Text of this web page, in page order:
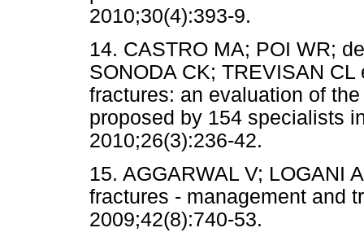
2010;30(4):393-9.
14. CASTRO MA; POI WR;
SONODA CK; TREVISAN
fractures: an evaluation of
proposed by 154 specialists
2010;26(3):236-42.
15. AGGARWAL V; LOGANI
fractures - management and
2009;42(8):740-53.